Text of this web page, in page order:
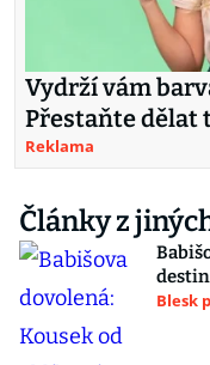
Vydrží vám
Přestaňte dělat
Reklama
Články z
Blesk